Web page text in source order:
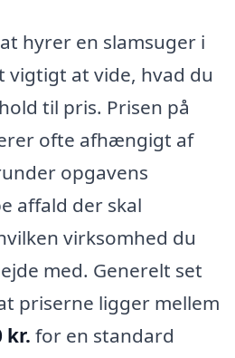
hyrer en slamsuger i
vigtigt at vide, hvad du
til pris. Prisen på
ofte afhængigt af
opgavens
affald der skal
virksomhed du
med. Generelt set
priserne ligger mellem
kr. for en standard